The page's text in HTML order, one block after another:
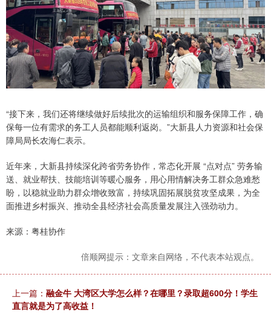
“接下来，我们还将继续做好后续批次的运输组织和服务保障工作，确
保每一位有需求的务工人员都能顺利返岗。”大新县人力资源和社会保
障局局长农海仁表示。
近年来，大新县持续深化跨省劳务协作，常态化开展 “点对点” 劳务输
送、就业帮扶、技能培训等暖心服务，用心用情解决务工群众急难愁
盼，以稳就业助力群众增收致富，持续巩固拓展脱贫攻坚成果，为全
面推进乡村振兴、推动全县经济社会高质量发展注入强劲动力。
来源：粤桂协作
倍顺网提示：文章来自网络，不代表本站观点。
上一篇： 融金牛 大湾区大学怎么样？在哪里？录取超600分！学生
直言就是为了高收益！